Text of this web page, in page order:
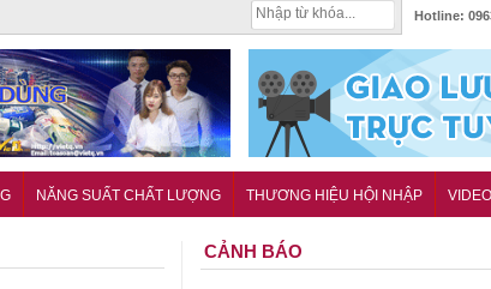
Hotline:
NĂNG SUẤT CHẤT LƯỢNG THƯƠNG HIỆU HỘI NHẬP VIDEO
CẢNH BÁO